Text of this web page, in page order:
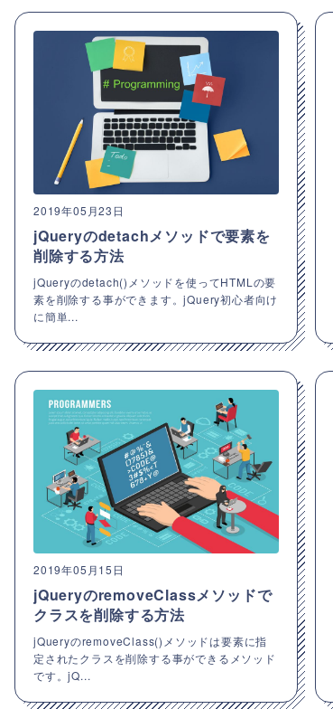
2019年05月23日
jQueryのdetachメソッドで要素を
削除する方法
jQueryのdetach()メソッドを使ってHTMLの要
素を削除する事ができます。jQuery初心者向け
に簡単...
2019年05月15日
jQueryのremoveClassメソッドで
クラスを削除する方法
jQueryのremoveClass()メソッドは要素に指
定されたクラスを削除する事ができるメソッド
です。jQ...